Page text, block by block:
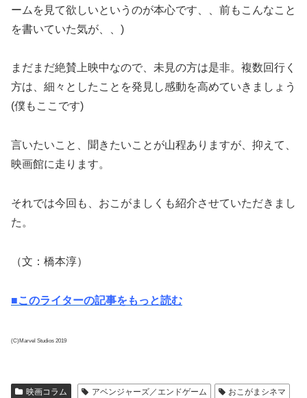
ームを見て欲しいというのが本心です、、前もこんなこと
を書いていた気が、、)
まだまだ絶賛上映中なので、未見の方は是非。複数回行く
方は、細々としたことを発見し感動を高めていきましょう
(僕もここです)
言いたいこと、聞きたいことが山程ありますが、抑えて、
映画館に走ります。
それでは今回も、おこがましくも紹介させていただきまし
た。
（文：橋本淳）
■このライターの記事をもっと読む
(C)Marvel Studios 2019
映画コラム アベンジャーズ／エンドゲーム おこがまシネマ